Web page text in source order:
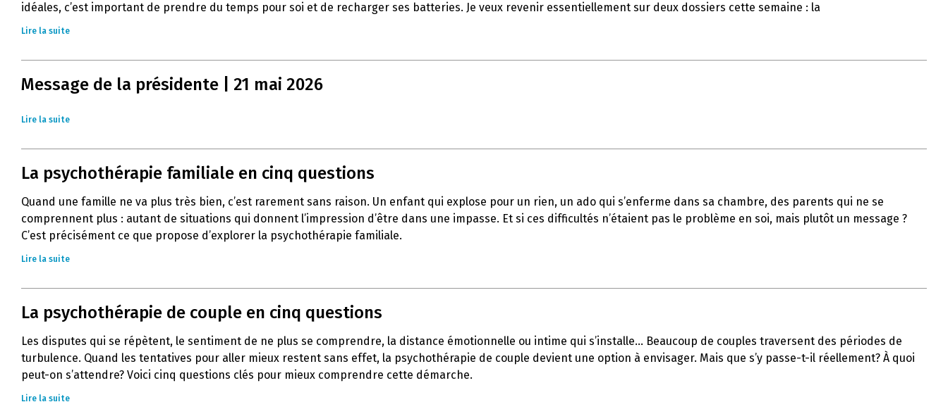
idéales, c’est important de prendre du temps pour soi et de recharger ses batteries. Je veux revenir essentiellement sur deux dossiers cette semaine : la
Lire la suite
Message de la présidente | 21 mai 2026
Lire la suite
La psychothérapie familiale en cinq questions
Quand une famille ne va plus très bien, c’est rarement sans raison. Un enfant qui explose pour un rien, un ado qui s’enferme dans sa chambre, des parents qui ne se
comprennent plus : autant de situations qui donnent l’impression d’être dans une impasse. Et si ces difficultés n’étaient pas le problème en soi, mais plutôt un message ?
C’est précisément ce que propose d’explorer la psychothérapie familiale.
Lire la suite
La psychothérapie de couple en cinq questions
Les disputes qui se répètent, le sentiment de ne plus se comprendre, la distance émotionnelle ou intime qui s’installe… Beaucoup de couples traversent des périodes de
turbulence. Quand les tentatives pour aller mieux restent sans effet, la psychothérapie de couple devient une option à envisager. Mais que s’y passe-t-il réellement? À quoi
peut-on s’attendre? Voici cinq questions clés pour mieux comprendre cette démarche.
Lire la suite